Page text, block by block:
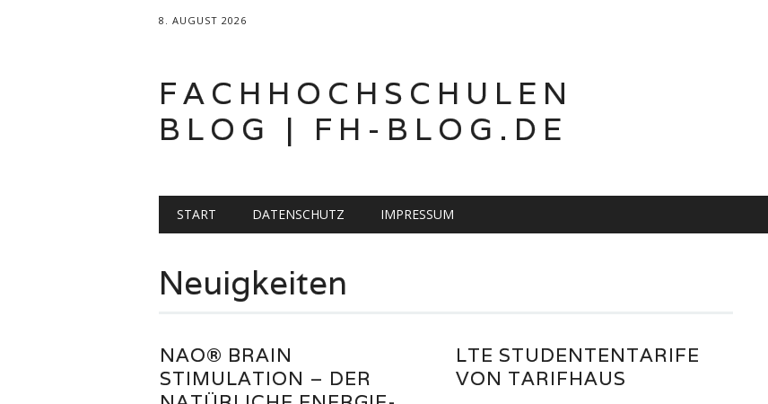
8. AUGUST 2026
FACHHOCHSCHULEN
BLOG | FH-BLOG.DE
Hauptmenü
START DATENSCHUTZ IMPRESSUM
Neuigkeiten
NAO® BRAIN
STIMULATION – DER
LTE STUDENTENTARIFE
VON TARIFHAUS